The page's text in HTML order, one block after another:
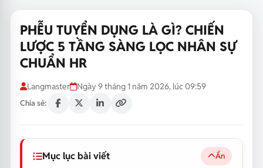
PHỄU TUYỂN DỤNG LÀ GÌ? CHIẾN
LƯỢC 5 TẦNG SÀNG LỌC NHÂN SỰ
CHUẨN HR
Langmaster Ngày 9 tháng 1 năm 2026, lúc 09:59
Chia sẻ:
Mục lục bài viết Ẩn